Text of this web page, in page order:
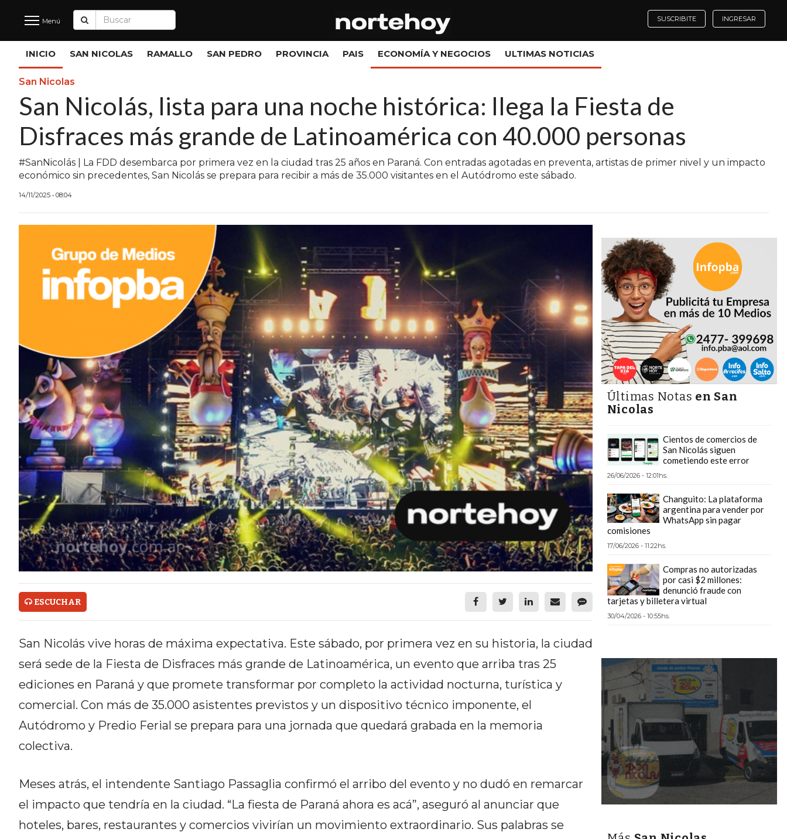
Últimas
Noticias
INICIO
NOTICIAS RECIENTES
SAN NICOLAS
ECONOMÍA Y NEGOCIOS
ULTIMAS NOTICIAS
TECNOLOGÍA
SERVICIOS
PRONÓSTICO
HORÓSCOPO
QUÉ ES
CHANGUITO.COM.AR Y CÓMO
FUNCIONA: CREAR TIENDAS
ONLINE CON PEDIDOS POR
WHATSAPP
ARGENTINA:
PLATAFORMAS DE VENTA POR
WHATSAPP
DE COMIDA POR WHATSAPP:
LA GUÍA DEFINITIVA PARA
CÓMO ORGANIZAR LOS
PEDIDOS DE DELIVERY POR
Menú SUSCRIBITE INGRESAR
INICIO SAN NICOLAS RAMALLO SAN PEDRO PROVINCIA PAIS ECONOMÍA Y NEGOCIOS ULTIMAS NOTICIAS
San Nicolas
San Nicolás, lista para una noche histórica: llega la Fiesta de
Disfraces más grande de Latinoamérica con 40.000 personas
#SanNicolás | La FDD desembarca por primera vez en la ciudad tras 25 años en Paraná. Con entradas agotadas en preventa, artistas de primer nivel y un impacto
económico sin precedentes, San Nicolás se prepara para recibir a más de 35.000 visitantes en el Autódromo este sábado.
14/11/2025 • 08:04
ESCUCHAR
San Nicolás vive horas de máxima expectativa. Este sábado, por primera vez en su historia, la ciudad
será sede de la Fiesta de Disfraces más grande de Latinoamérica, un evento que arriba tras 25
ediciones en Paraná y que promete transformar por completo la actividad nocturna, turística y
comercial. Con más de 35.000 asistentes previstos y un dispositivo técnico imponente, el
Autódromo y Predio Ferial se prepara para una jornada que quedará grabada en la memoria
colectiva.
Meses atrás, el intendente Santiago Passaglia confirmó el arribo del evento y no dudó en remarcar
el impacto que tendría en la ciudad. “La fiesta de Paraná ahora es acá”, aseguró al anunciar que
hoteles, bares, restaurantes y comercios vivirían un movimiento extraordinario. Sus palabras se
Últimas Notas en San
Nicolas
Cientos de comercios de
San Nicolás siguen
cometiendo este error
26/06/2026 - 12:01hs.
Changuito: La plataforma
argentina para vender por
WhatsApp sin pagar
comisiones
17/06/2026 - 11:22hs.
Compras no autorizadas
por casi $2 millones:
denunció fraude con
tarjetas y billetera virtual
30/04/2026 - 10:55hs.